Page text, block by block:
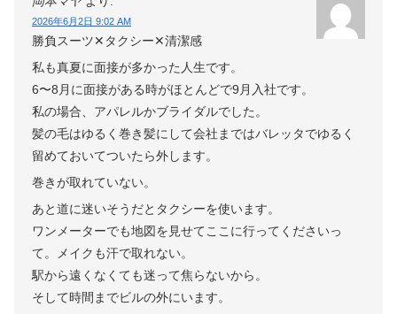
2026年6月2日 9:02 AM
勝負スーツ✕タクシー✕清潔感
私も真夏に面接が多かった人生です。
6〜8月に面接がある時がほとんどで9月入社です。
私の場合、アパレルかブライダルでした。
髪の毛はゆるく巻き髪にして会社まではバレッタでゆるく
留めておいてついたら外します。
巻きが取れていない。
あと道に迷いそうだとタクシーを使います。
ワンメーターでも地図を見せてここに行ってくださいっ
て。メイクも汗で取れない。
駅から遠くなくても迷って焦らないから。
そして時間までビルの外にいます。